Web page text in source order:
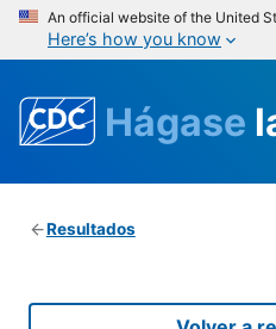
An official website of the United
Here’s how you know
Hágase
Resultados